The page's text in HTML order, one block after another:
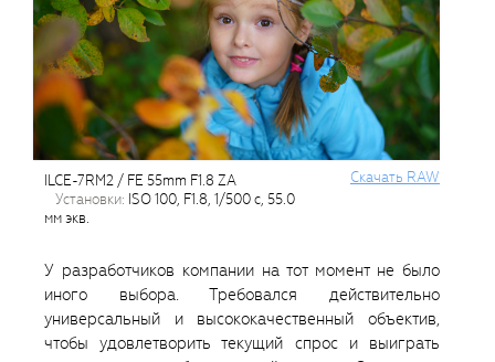
ILCE-7RM2 / FE 55mm F1.8 ZA
установки: ISO 100, F1.8, 1/500 с, 55.0
мм экв.
Cкачать RAW
У разработчиков компании на тот момент не было
иного выбора. Требовался действительно
универсальный и высококачественный объектив,
чтобы удовлетворить текущий спрос и выиграть